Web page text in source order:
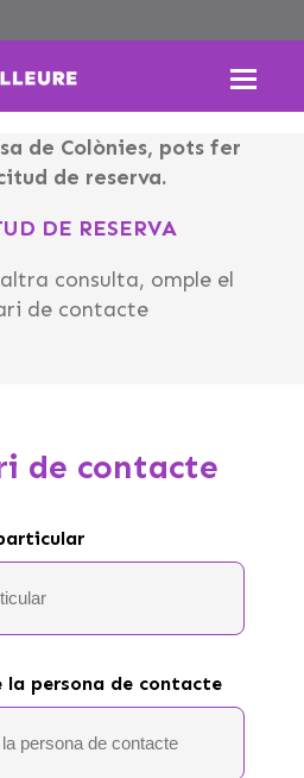
de Colònies, pots fer
de reserva.
DE RESERVA
consulta, omple el
de contacte
de contacte
la persona de contacte